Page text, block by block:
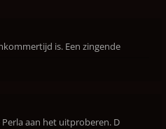
is. Een zingende
aan het uitproberen. D